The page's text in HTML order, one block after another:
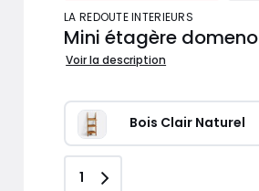
LA REDOUTE INTERIEURS
Mini étagère domeno
Voir la description
Bois Clair Naturel
Quantité
1